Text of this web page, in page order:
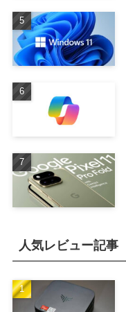
人気レビュー記事